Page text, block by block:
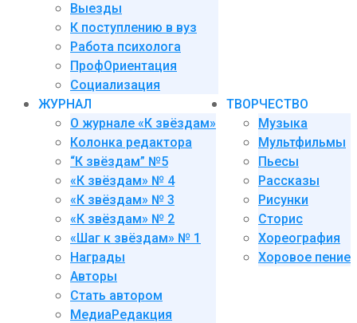
Выезды
К поступлению в вуз
Работа психолога
ПрофОриентация
Социализация
ЖУРНАЛ
О журнале «К звёздам»
Колонка редактора
“К звёздам” №5
«К звёздам» № 4
«К звёздам» № 3
«К звёздам» № 2
«Шаг к звёздам» № 1
Награды
Авторы
Стать автором
МедиаРедакция
ТВОРЧЕСТВО
Музыка
Мультфильмы
Пьесы
Рассказы
Рисунки
Сторис
Хореография
Хоровое пение